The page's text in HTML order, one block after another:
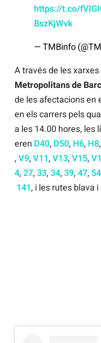
https://t.co/
BszKjWvk
— TMBinfo
A través de les xarxes
Metropolitans de
de les afectacions en
en els carrers pels
a les 14.00 hores, les
eren D40, D50, H6, H8,
, V9, V11, V13, V15,
4, 27, 33, 34, 39, 47, 54
141, i les rutes blava